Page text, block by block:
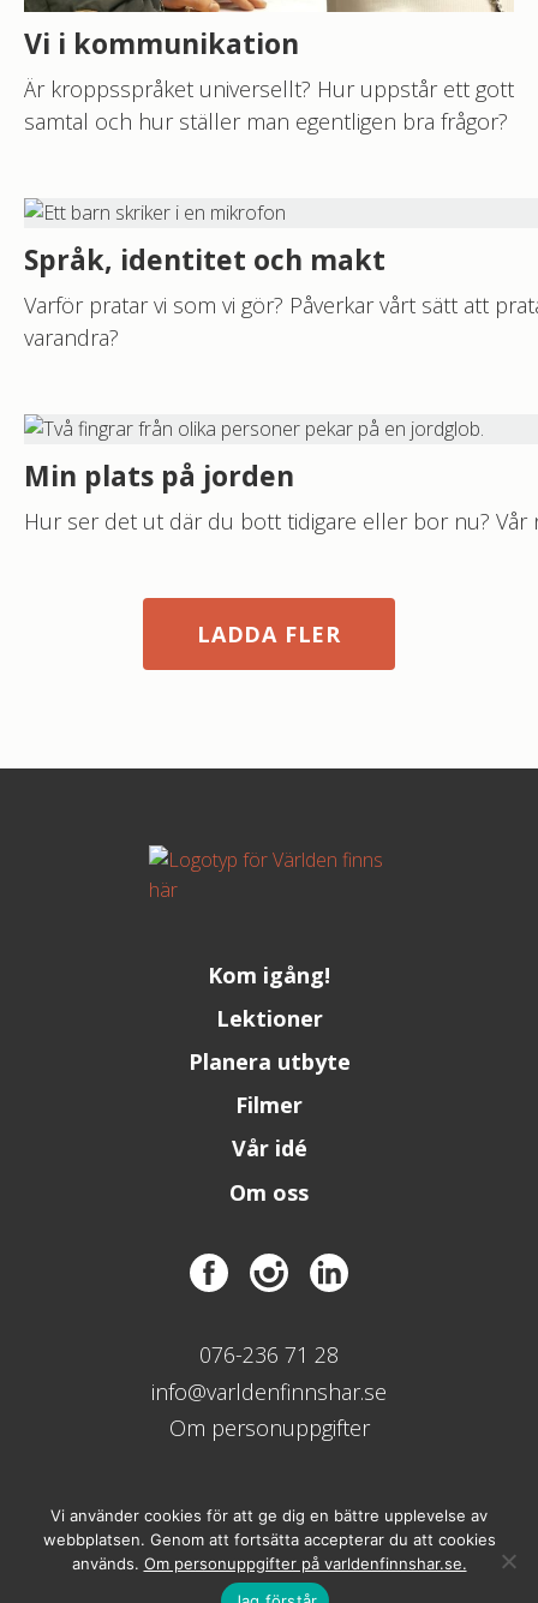
Vi i kommunikation
Är kroppsspråket universellt? Hur uppstår ett gott
samtal och hur ställer man egentligen bra frågor?
Språk, identitet och makt
Varför pratar vi som vi gör? Påverkar vårt sätt att
varandra?
Min plats på jorden
Hur ser det ut där du bott tidigare eller bor nu? Vår
LADDA FLER
Kom igång!
Lektioner
Planera utbyte
Filmer
Vår idé
Om oss
076-236 71 28
info@varldenfinnshar.se
Om personuppgifter
Vi använder cookies för att ge dig en bättre upplevelse av
webbplatsen. Genom att fortsätta accepterar du att cookies
används. Om personuppgifter på varldenfinnshar.se.